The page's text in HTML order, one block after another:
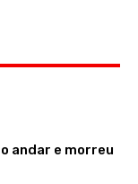
andar e morreu